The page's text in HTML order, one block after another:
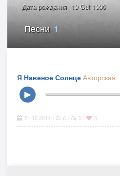
Дата рождения 19 Oct 1990
Песни 1
Я Навеное Солнце Авторская
▶
21.12.2014 6 0 0